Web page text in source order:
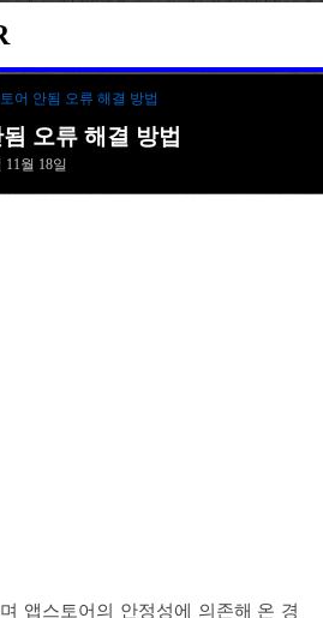
어 안됨 오류 해결 방법
오류 해결 방법
11월 18일
앱스토어의 안정성에 의존해 온 경